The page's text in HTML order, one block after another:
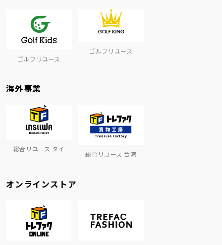
ゴルフリユース
ゴルフリユース
海外事業
総合リユース タイ
総合リユース 台湾
オンラインストア